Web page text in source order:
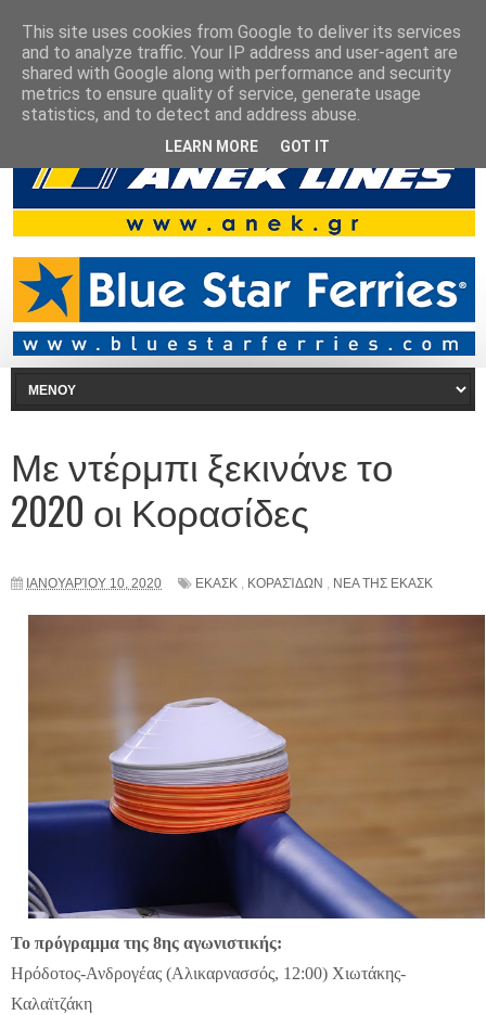
Με ντέρμπι ξεκινάνε το
2020 οι Κορασίδες
ΙΑΝΟΥΑΡΊΟΥ 10, 2020 ΕΚΑΣΚ , ΚΟΡΑΣΊΔΩΝ , ΝΕΑ ΤΗΣ ΕΚΑΣΚ
Το πρόγραμμα της 8ης αγωνιστικής:
Ηρόδοτος-Ανδρογέας (Αλικαρνασσός, 12:00) Χιωτάκης-
Καλαϊτζάκη
This site uses cookies from Google to deliver its services
and to analyze traffic. Your IP address and user-agent are
shared with Google along with performance and security
metrics to ensure quality of service, generate usage
statistics, and to detect and address abuse.
LEARN MORE GOT IT